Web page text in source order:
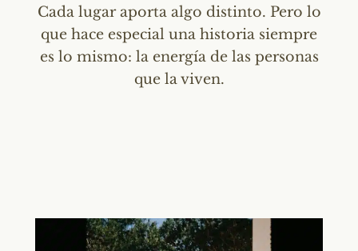
Cada lugar aporta algo distinto. Pero lo
que hace especial una historia siempre
es lo mismo: la energía de las personas
que la viven.